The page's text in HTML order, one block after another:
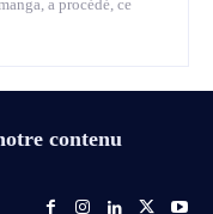
a procédé, ce
contenu